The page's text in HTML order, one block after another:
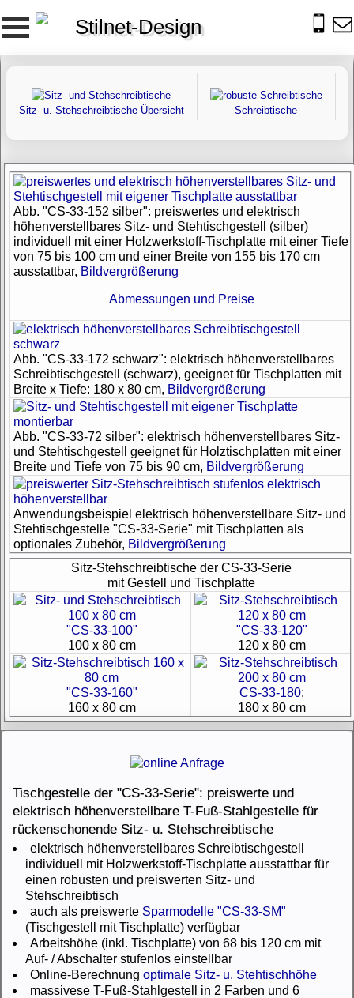
Stilnet-Design
Sitz- u. Stehschreibtische-Übersicht Schreibtische
Tischgestelle der "CS-33-Serie": preiswerte und
elektrisch höhenverstellbare T-Fuß-Stahlgestelle für
rückenschonende Sitz- u. Stehschreibtische
elektrisch höhenverstellbares Schreibtischgestell
individuell mit Holzwerkstoff-Tischplatte ausstattbar für
einen robusten und preiswerten Sitz- und
Stehschreibtisch
auch als preiswerte Sparmodelle "CS-33-SM"
(Tischgestell mit Tischplatte) verfügbar
Arbeitshöhe (inkl. Tischplatte) von 68 bis 120 cm mit
Auf- / Abschalter stufenlos einstellbar
Online-Berechnung optimale Sitz- u. Stehtischhöhe
massivese T-Fuß-Stahlgestell in 2 Farben und 6
Abb. "CS-33-152 silber": preiswertes und elektrisch
höhenverstellbares Sitz- und Stehtischgestell (silber)
individuell mit einer Holzwerkstoff-Tischplatte mit einer Tiefe
von 75 bis 100 cm und einer Breite von 155 bis 170 cm
ausstattbar, Bildvergrößerung
Abmessungen und Preise
Abb. "CS-33-172 schwarz": elektrisch höhenverstellbares
Schreibtischgestell (schwarz), geeignet für Tischplatten mit
Breite x Tiefe: 180 x 80 cm, Bildvergrößerung
Abb. "CS-33-72 silber": elektrisch höhenverstellbares Sitz-
und Stehtischgestell geeignet für Holztischplatten mit einer
Breite und Tiefe von 75 bis 90 cm, Bildvergrößerung
Anwendungsbeispiel elektrisch höhenverstellbare Sitz- und
Stehtischgestelle "CS-33-Serie" mit Tischplatten als
optionales Zubehör, Bildvergrößerung
Sitz-Stehschreibtische der CS-33-Serie
mit Gestell und Tischplatte
"CS-33-100"
100 x 80 cm
"CS-33-120"
120 x 80 cm
"CS-33-160"
160 x 80 cm
CS-33-180:
180 x 80 cm